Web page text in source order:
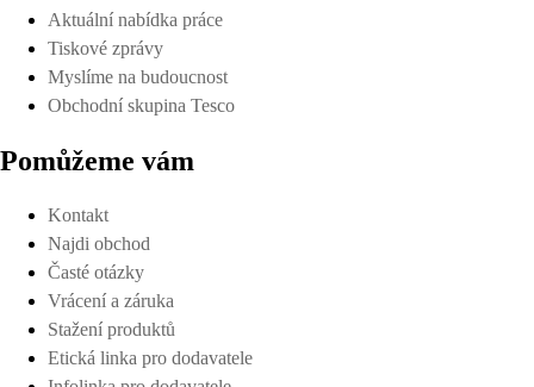
Aktuální nabídka práce
Tiskové zprávy
Myslíme na budoucnost
Obchodní skupina Tesco
Pomůžeme vám
Kontakt
Najdi obchod
Časté otázky
Vrácení a záruka
Stažení produktů
Etická linka pro dodavatele